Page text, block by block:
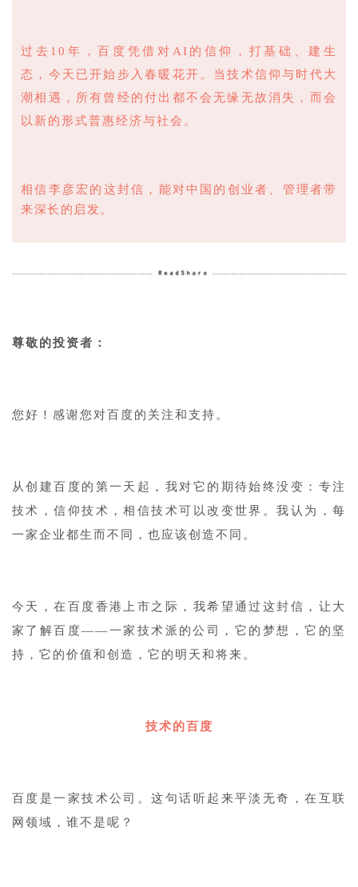
过去10年，百度凭借对AI的信仰，打基础、建生
态，今天已开始步入春暖花开。当技术信仰与时代大
潮相遇，所有曾经的付出都不会无缘无故消失，而会
以新的形式普惠经济与社会。
相信李彦宏的这封信，能对中国的创业者、管理者带
来深长的启发。
尊敬的投资者：
您好！感谢您对百度的关注和支持。
从创建百度的第一天起，我对它的期待始终没变：专注
技术，信仰技术，相信技术可以改变世界。我认为，每
一家企业都生而不同，也应该创造不同。
今天，在百度香港上市之际，我希望通过这封信，让大
家了解百度——一家技术派的公司，它的梦想，它的坚
持，它的价值和创造，它的明天和将来。
技术的百度
百度是一家技术公司。这句话听起来平淡无奇，在互联
网领域，谁不是呢？